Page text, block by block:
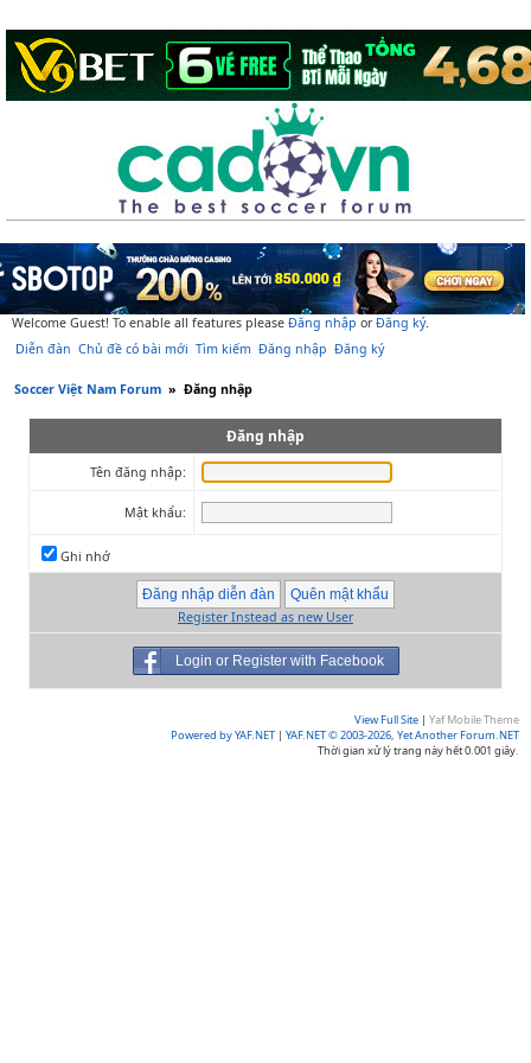
Welcome Guest! To enable all features please Đăng nhập orĐăng ký.
Diễn đàn Chủ đề có bài mới Tìm kiếm Đăng nhập Đăng ký
Soccer Việt Nam Forum » Đăng nhập
Đăng nhập
Tên đăng nhập:
Mật khẩu:
Ghi nhớ
Register Instead as new User
Login or Register with Facebook
View Full Site | Yaf Mobile Theme
Powered by YAF.NET | YAF.NET © 2003-2026, Yet Another Forum.NET
Thời gian xử lý trang này hết 0.001 giây.